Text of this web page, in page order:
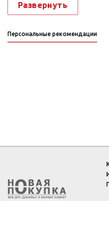
Развернуть
Персональные рекомендации